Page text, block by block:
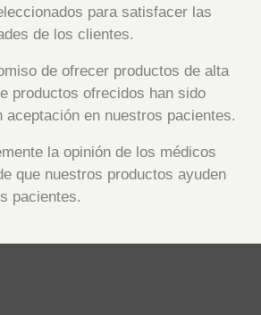
para satisfacer las
de los clientes.
de ofrecer productos de alta
productos ofrecidos han sido
aceptación en nuestros pacientes.
la opinión de los médicos
que nuestros productos ayuden
pacientes.